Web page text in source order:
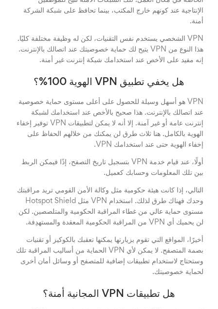
الإنتاجية عند كونهم خارج المكتب، بينما تحافظ على شبكة الشركة
أمنة.
VPN الشخصي يستخدم نفس التقنيات، لكن له وظيفة مختلفة كليًا.
هذا النوع من VPN يتيح لك حماية خصوصيتك عند اتصالك بالإنترنت.
إنه مفيد على الأخص عند استخدامك شبكة إنترنت غير أمنة.
هل يخفي تطبيق VPN الهوية 100%؟
VPN هو أسهل وسيلة للحصول على أعلى مستوى حماية خصوصية
عند اتصالك بالإنترنت. هذا صحيح بالأخص عند استخدامك لشبكة
إنترنت عامة أو غير آمنة. إلا أنه لا يمكن لتطبيقات VPN توفير إخفاء
الهوية بالكامل. هنا ثلاث طرق لن يمكنك من خلالهم الحفاظ على
إخفاء الهوية حتى عند استخدامك VPN.
أولًا، عند قيام خدمة VPN بتسجيل تاريخ التصفح، إذًا فيمكن الربط
بين تلك المعلومات وحسابك كعميل.
التالي، إذا كانت هيئة حكومية مثل وكالة الأمن القومي تريد مراقبتك
وحدك فهناك طرق لذلك. استخدام VPN مثل Hotspot Shield
مستوى حماية عالي من غطاء المراقبة الحكومية والمتلصصين. لكن
لن يحميك أي VPN من المراقبة الحكومية المعقدة والمستهدِفة.
أخيرًا، المواقع التي تقوم بزيارتها يمكنها تعقبك بالكوكيز أو تقنيات
بصمة المتصفح. لا يمكن لأي VPN الحماية من أساليب المراقبة تلك
وستحتاج لاستخدام تطبيقات إضافية للمتصفح أو وسائل أمان أخرى
لحماية خصوصيتك.
هل تطبيقات VPN المجانية أمنة؟